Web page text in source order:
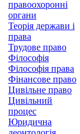
правоохоронні
органи
Теорія держави і
права
Трудове право
Філософія
Філософія права
Фінансове право
Цивільне право
Цивільний
процес
Юридична